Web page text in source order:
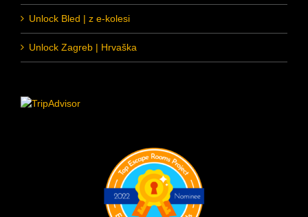
Unlock Bled | z e-kolesi
Unlock Zagreb | Hrvaška